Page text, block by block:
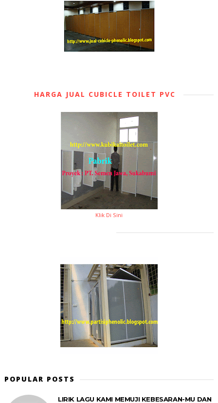
HARGA JUAL CUBICLE TOILET PVC
Klik Di Sini
POPULAR POSTS
LIRIK LAGU KAMI MEMUJI KEBESARAN-MU DAN